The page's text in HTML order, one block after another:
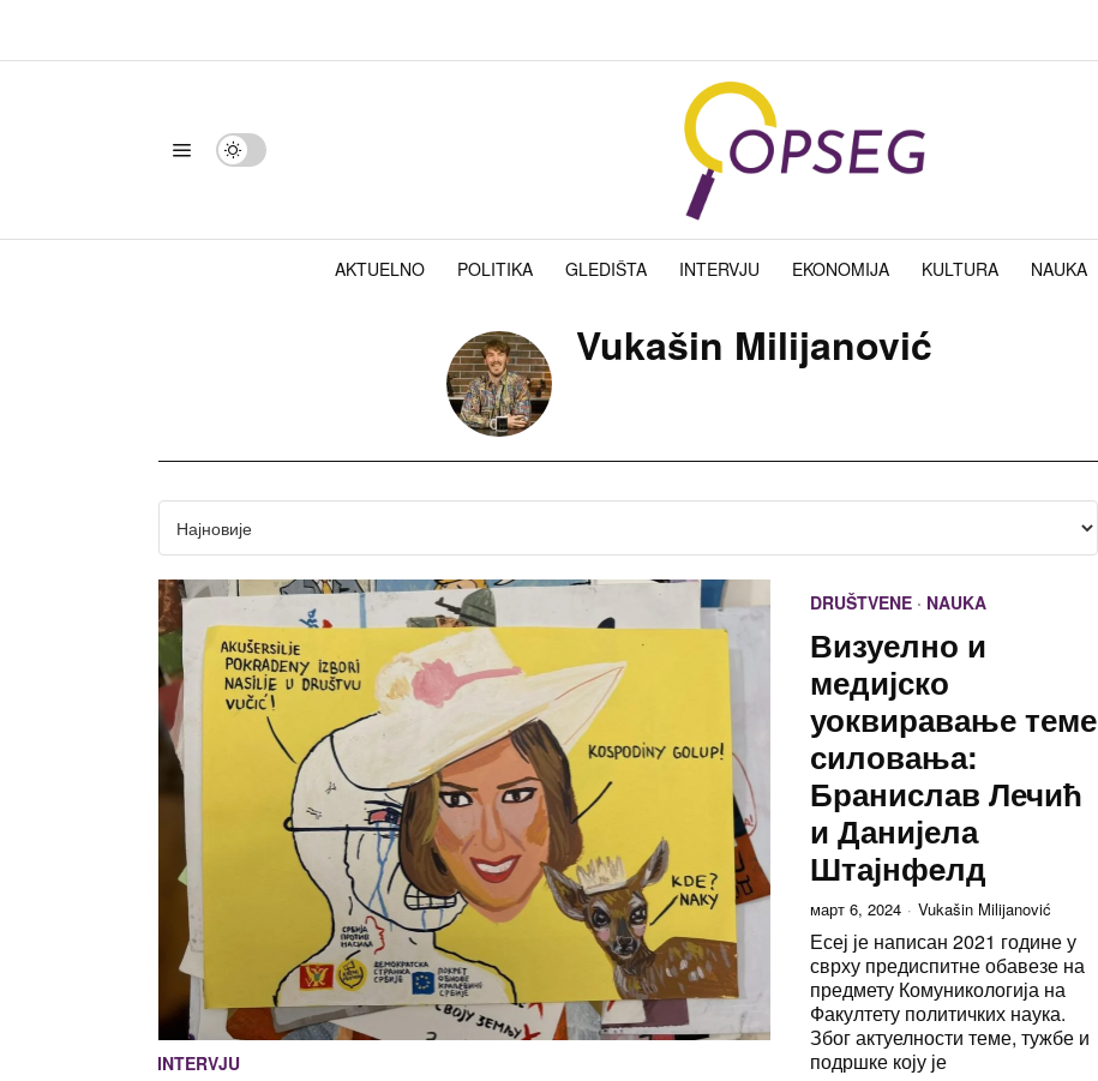
AKTUELNO POLITIKA GLEDIŠTA INTERVJU EKONOMIJA KULTURA NAUKA
Vukašin Milijanović
INTERVJU
DRUŠTVENE · NAUKA
Визуелно и
медијско
уоквиравање теме
силовања:
Бранислав Лечић
и Данијела
Штајнфeлд
март 6, 2024 Vukašin Milijanović
Есеј је написан 2021 године у
сврху предиспитне обавезе на
предмету Комуникологија на
Факултету политичких наука.
Због актуелности теме, тужбе и
подршке коју је